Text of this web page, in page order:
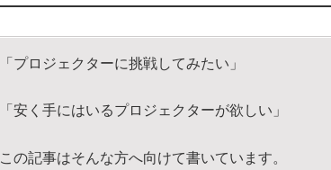
「プロジェクターに挑戦してみたい」
「安く手にはいるプロジェクターが欲しい」
この記事はそんな方へ向けて書いています。